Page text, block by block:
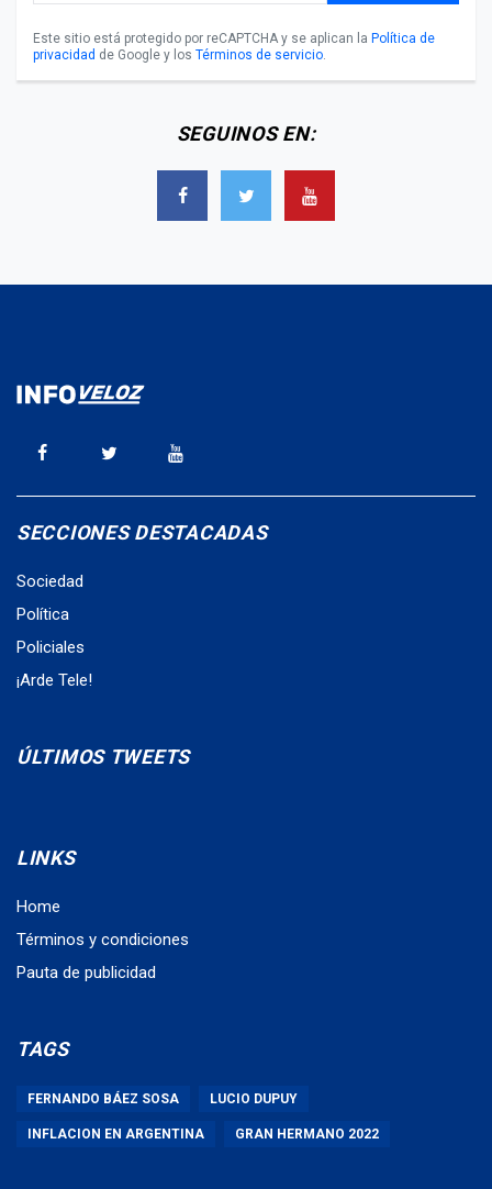
Este sitio está protegido por reCAPTCHA y se aplican la Política de
privacidad de Google y los Términos de servicio.
SEGUINOS EN:
SECCIONES DESTACADAS
Sociedad
Política
Policiales
¡Arde Tele!
ÚLTIMOS TWEETS
LINKS
Home
Términos y condiciones
Pauta de publicidad
TAGS
FERNANDO BÁEZ SOSA LUCIO DUPUY
INFLACION EN ARGENTINA GRAN HERMANO 2022